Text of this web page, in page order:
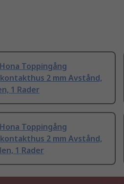
Hona Toppingång
2 mm Avstånd,
1 Rader
Hona Toppingång
2 mm Avstånd,
1 Rader